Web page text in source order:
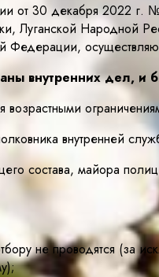
от 30 декабря 2022 г.
Луганской Народной
Федерации,
внутренних дел, и
возрастными
внутренней
состава, майора
не проводятся (за